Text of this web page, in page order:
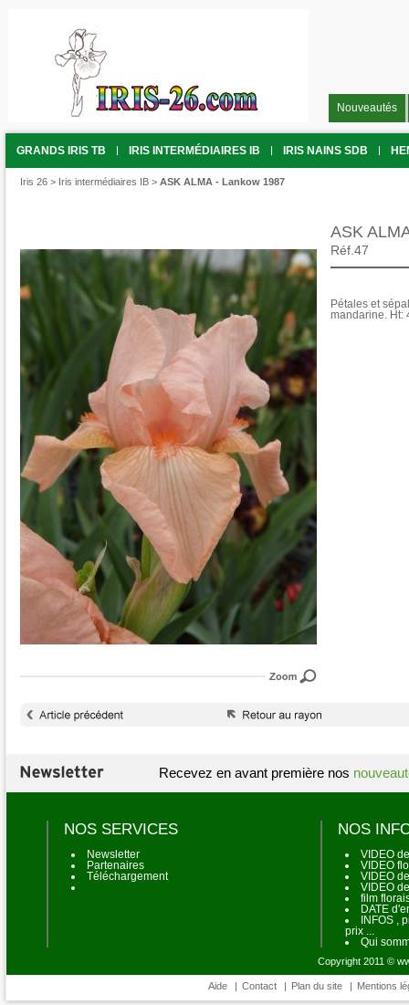
Nouveautés
GRANDS IRIS TB IRIS INTERMÉDIAIRES IB IRIS NAINS SDB
Iris 26 > Iris intermédiaires IB > ASK ALMA - Lankow 1987
ASK
Réf.47
Pétales et
mandarine. Ht:
Recevez en avant première nos
NOS SERVICES
Newsletter
Partenaires
Téléchargement
NOS
VIDEO
VIDEO
VIDEO
VIDEO
film
DATE
INFOS ,
prix ...
Qui
Copyright 2011 ©
Aide | Contact | Plan du site | Mentions